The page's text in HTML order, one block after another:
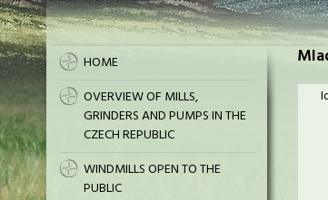
HOME
OVERVIEW OF MILLS,
GRINDERS AND PUMPS IN THE
CZECH REPUBLIC
WINDMILLS OPEN TO THE
PUBLIC